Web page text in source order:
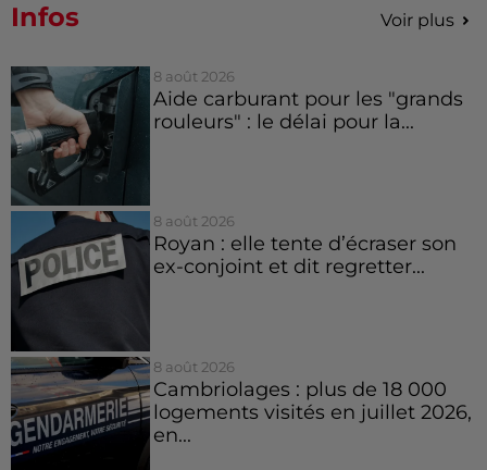
Infos Voir plus
8 août 2026
Aide carburant pour les "grands
rouleurs" : le délai pour la...
8 août 2026
Royan : elle tente d’écraser son
ex-conjoint et dit regretter...
8 août 2026
Cambriolages : plus de 18 000
logements visités en juillet 2026,
en...